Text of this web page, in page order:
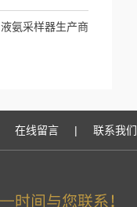
液氨采样器生产商
在线留言 | 联系我们